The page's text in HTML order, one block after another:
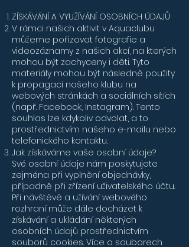
ZÍSKÁVÁNÍ A VYUŽÍVÁNÍ OSOBNÍCH ÚDAJŮ​​
V rámci našich aktivit v Aquaclubu
můžeme pořizovat fotografie a
videozáznamy z našich akcí, na kterých
mohou být zachyceny i děti. Tyto
materiály mohou být následně použity
k propagaci našeho klubu na
webových stránkách a sociálních sítích
(např. Facebook, Instagram). Tento
souhlas lze kdykoliv odvolat, a to
prostřednictvím našeho e-mailu nebo
telefonického kontaktu.
Jak získáváme vaše osobní údaje?
Své osobní údaje nám poskytujete
zejména při vyplnění objednávky,
případně při zřízení uživatelského účtu.
Při návštěvě a užívání webového
rozhraní může dále docházet k
získávání a ukládání některých
osobních údajů prostřednictvím
souborů cookies. Více o souborech